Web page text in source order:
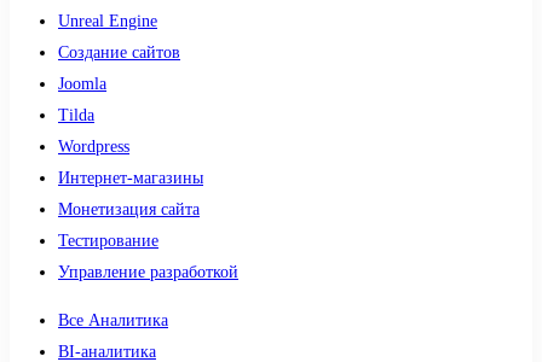
Unreal Engine
Создание сайтов
Joomla
Tilda
Wordpress
Интернет-магазины
Монетизация сайта
Тестирование
Управление разработкой
Все Аналитика
BI-аналитика